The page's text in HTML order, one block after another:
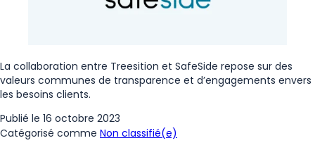
La collaboration entre Treesition et SafeSide repose sur des
valeurs communes de transparence et d’engagements envers
les besoins clients.
Publié le 16 octobre 2023
Catégorisé comme Non classifié(e)